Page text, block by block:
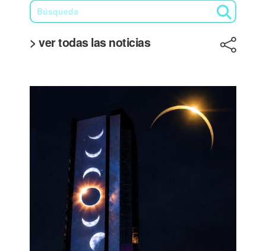
> ver todas las noticias